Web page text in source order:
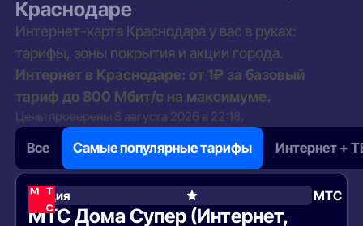
Краснодаре
Интернет-карта Краснодара у вас в руках:
тарифы, зоны покрытия и акции города.
Интернет в Краснодаре: от 1₽ за базовый
тариф до 800 Мбит/с на максимуме.
Цены проверены 8 августа 2026 в 22:18.
Все Самые популярные тарифы Интернет +
Акция МТС
МТС Дома Супер (Интернет,